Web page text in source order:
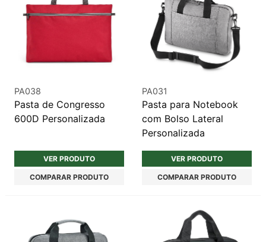
PA038
Pasta de Congresso
600D Personalizada
VER PRODUTO
COMPARAR PRODUTO
PA031
Pasta para Notebook
com Bolso Lateral
Personalizada
VER PRODUTO
COMPARAR PRODUTO